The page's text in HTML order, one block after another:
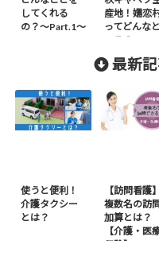
してくれる
の？〜Part.1〜
産地！嬬恋
ってどんなと
ころ？
最新
使うと便利！
介護タクシー
とは？
【訪問看護】
複数名の訪
加算とは？
【介護・医
保険】